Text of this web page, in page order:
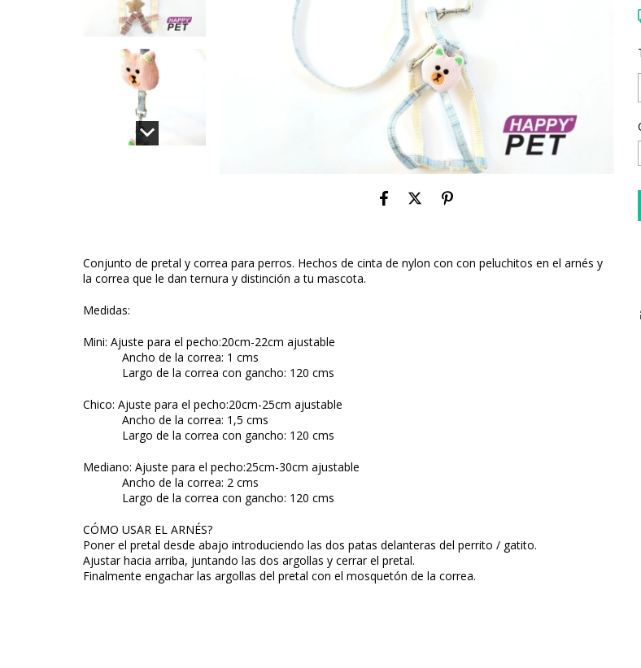
Conjunto de pretal y correa para perros. Hechos de cinta de nylon con con peluchitos en el arnés y
la correa que le dan ternura y distinción a tu mascota.
Medidas:
Mini: Ajuste para el pecho:20cm-22cm ajustable
Ancho de la correa: 1 cms
Largo de la correa con gancho: 120 cms
Chico: Ajuste para el pecho:20cm-25cm ajustable
Ancho de la correa: 1,5 cms
Largo de la correa con gancho: 120 cms
Mediano: Ajuste para el pecho:25cm-30cm ajustable
Ancho de la correa: 2 cms
Largo de la correa con gancho: 120 cms
CÓMO USAR EL ARNÉS?
Poner el pretal desde abajo introduciendo las dos patas delanteras del perrito / gatito.
Ajustar hacia arriba, juntando las dos argollas y cerrar el pretal.
Finalmente engachar las argollas del pretal con el mosquetón de la correa.